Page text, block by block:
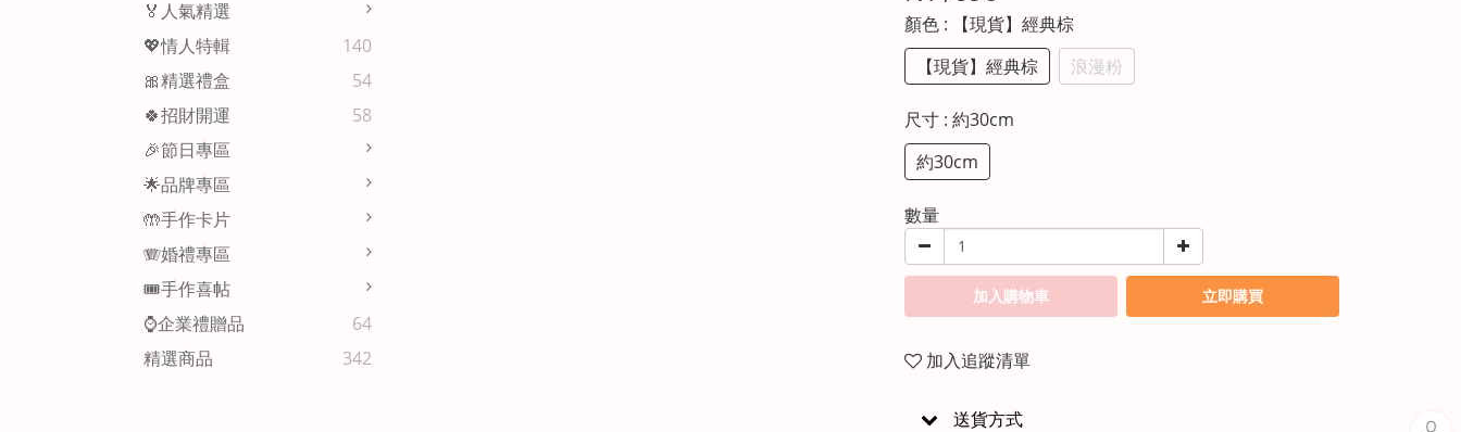
🏅人氣精選
💖情人特輯
140
🎀精選禮盒
54
🍀招財開運
58
🎉節日專區
🌟品牌專區
🤲手作卡片
🪗婚禮專區
🎟️手作喜帖
⌚企業禮贈品
64
精選商品
342
顏色 : 【現貨】經典棕
【現貨】經典棕
浪漫粉
尺寸 : 約30cm
約30cm
數量
加入購物車 立即購買
加入追蹤清單
送貨方式